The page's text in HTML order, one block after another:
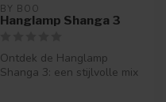
BY BOO
Hanglamp Shanga 3
Ontdek de Hanglamp
Shanga 3: een stijlvolle mix